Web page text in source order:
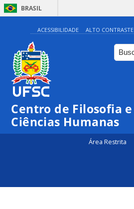
BRASIL
ACESSIBILIDADE ALTO CONTRASTE
Centro de Filosofia e
Ciências Humanas
Área Restrita